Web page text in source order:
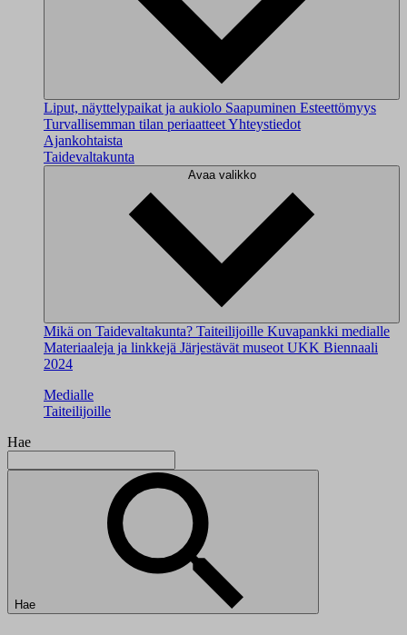
Liput, näyttelypaikat ja aukiolo Saapuminen Esteettömyys
Turvallisemman tilan periaatteetYhteystiedot
Ajankohtaista
Taidevaltakunta
Avaa valikko
Mikä on Taidevaltakunta? Taiteilijoille Kuvapankki medialle
Materiaaleja ja linkkejä Järjestävät museot UKK Biennaali
2024
Medialle
Taiteilijoille
Hae
Hae